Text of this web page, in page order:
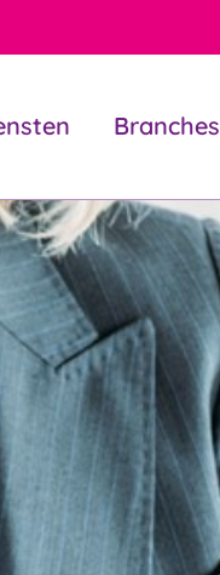
Branches